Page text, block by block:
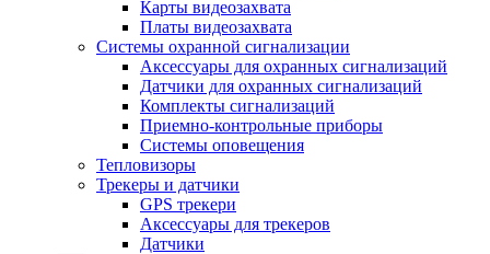
Карты видеозахвата
Платы видеозахвата
Системы охранной сигнализации
Аксессуары для охранных сигнализаций
Датчики для охранных сигнализаций
Комплекты сигнализаций
Приемно-контрольные приборы
Системы оповещения
Тепловизоры
Трекеры и датчики
GPS трекери
Аксессуары для трекеров
Датчики